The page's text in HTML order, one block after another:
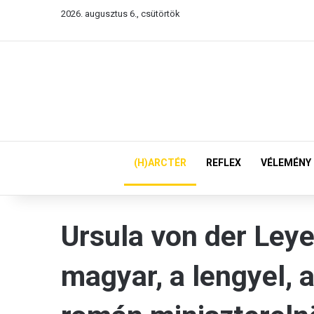
2026. augusztus 6., csütörtök
(H)ARCTÉR REFLEX VÉLEMÉNY
Ursula von der
magyar, a lengyel,